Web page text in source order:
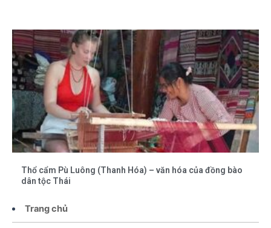
Trang chủ
Thổ cẩm Pù Luông (Thanh Hóa) – văn hóa của đồng bào
dân tộc Thái